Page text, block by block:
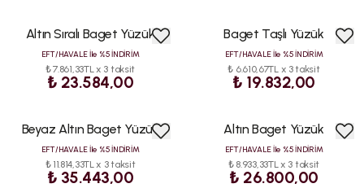
Altın Sıralı Baget Yüzük
EFT/HAVALE İle %5 İNDİRİM
₺ 7.861,33TL x 3 taksit
₺ 23.584,00
Baget Taşlı Yüzük
EFT/HAVALE İle %5 İNDİRİM
₺ 6.610,67TL x 3 taksit
₺ 19.832,00
Beyaz Altın Baget Yüzük
EFT/HAVALE İle %5 İNDİRİM
₺ 11.814,33TL x 3 taksit
₺ 35.443,00
Altın Baget Yüzük
EFT/HAVALE İle %5 İNDİRİM
₺ 8.933,33TL x 3 taksit
₺ 26.800,00